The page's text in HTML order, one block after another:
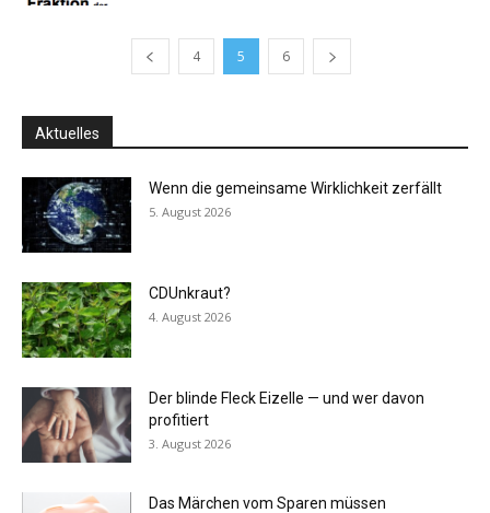
4 5 6
Aktuelles
Wenn die gemeinsame Wirklichkeit zerfällt
5. August 2026
CDUnkraut?
4. August 2026
Der blinde Fleck Eizelle — und wer davon
profitiert
3. August 2026
Das Märchen vom Sparen müssen